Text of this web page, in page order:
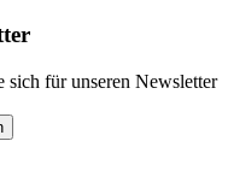
sich für unseren Newsletter